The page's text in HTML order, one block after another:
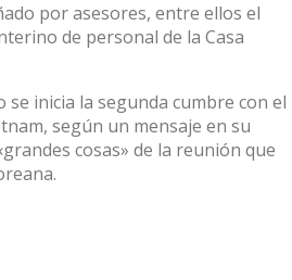
por asesores, entre ellos el
de personal de la Casa
inicia la segunda cumbre con el
según un mensaje en su
cosas» de la reunión que